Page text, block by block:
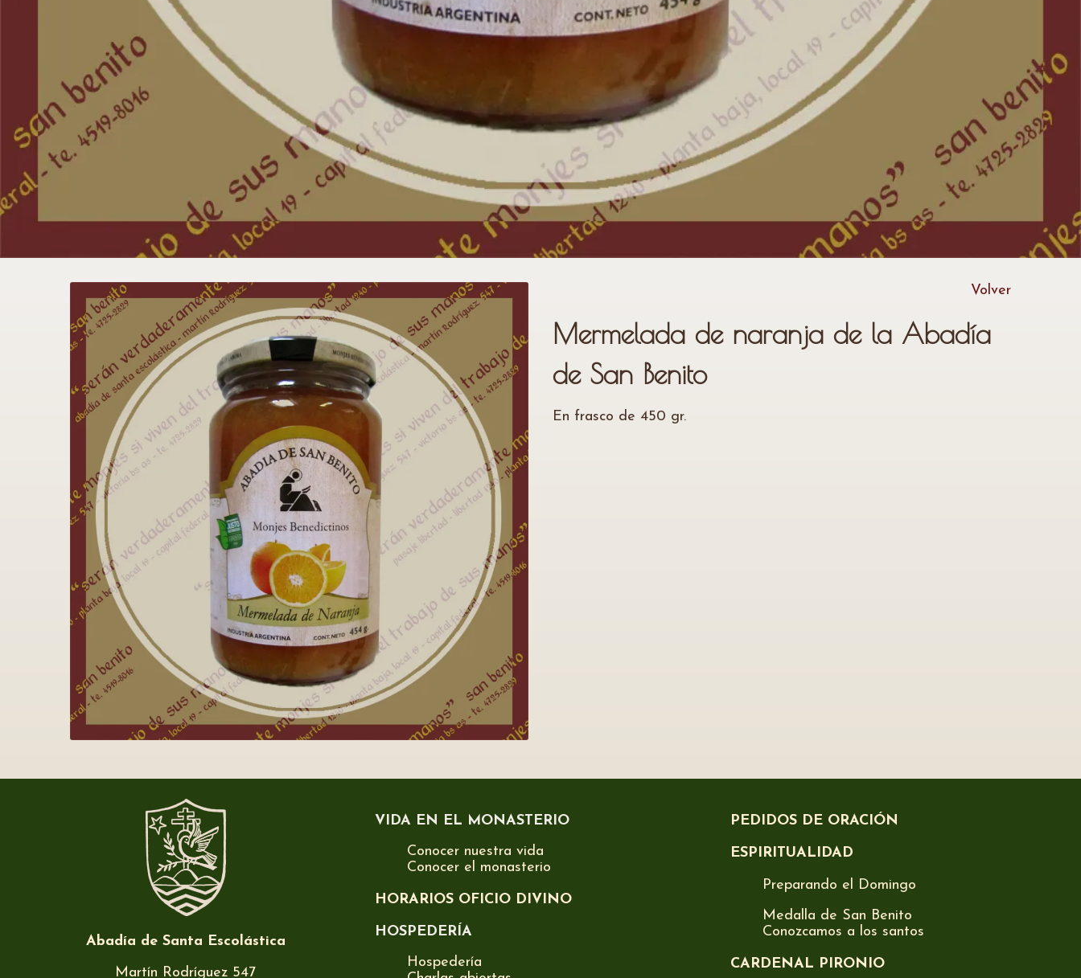
Volver
Mermelada de naranja de la Abadía
de San Benito
En frasco de 450 gr.
Abadía de Santa Escolástica
Martín Rodríguez 547
VIDA EN EL MONASTERIO
Conocer nuestra vida
Conocer el monasterio
HORARIOS OFICIO DIVINO
HOSPEDERÍA
Hospedería
PEDIDOS DE ORACIÓN
ESPIRITUALIDAD
Preparando el Domingo
Medalla de San Benito
Conozcamos a los santos
CARDENAL PIRONIO